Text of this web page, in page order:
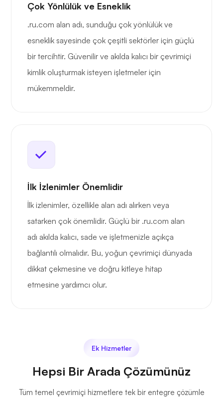
Çok Yönlülük ve Esneklik
.ru.com alan adı, sunduğu çok yönlülük ve
esneklik sayesinde çok çeşitli sektörler için güçlü
bir tercihtir. Güvenilir ve akılda kalıcı bir çevrimiçi
kimlik oluşturmak isteyen işletmeler için
mükemmeldir.
İlk İzlenimler Önemlidir
İlk izlenimler, özellikle alan adı alırken veya
satarken çok önemlidir. Güçlü bir .ru.com alan
adı akılda kalıcı, sade ve işletmenizle açıkça
bağlantılı olmalıdır. Bu, yoğun çevrimiçi dünyada
dikkat çekmesine ve doğru kitleye hitap
etmesine yardımcı olur.
Ek Hizmetler
Hepsi Bir Arada Çözümünüz
Tüm temel çevrimiçi hizmetlere tek bir entegre çözümle